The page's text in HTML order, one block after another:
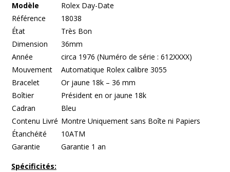
Modèle
Rolex Day-Date
Référence
18038
État
Très Bon
Dimension
36mm
Année
circa 1976 (Numéro de série : 612XXXX)
Mouvement
Automatique Rolex calibre 3055
Bracelet
Or jaune 18k – 36 mm
Boîtier
Président en or jaune 18k
Cadran
Bleu
Contenu Livré Montre Uniquement sans Boîte ni Papiers
Étanchéité
10ATM
Garantie
Garantie 1 an
Spécificités: